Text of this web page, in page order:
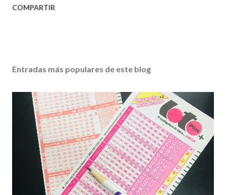
COMPARTIR
Entradas más populares de este blog